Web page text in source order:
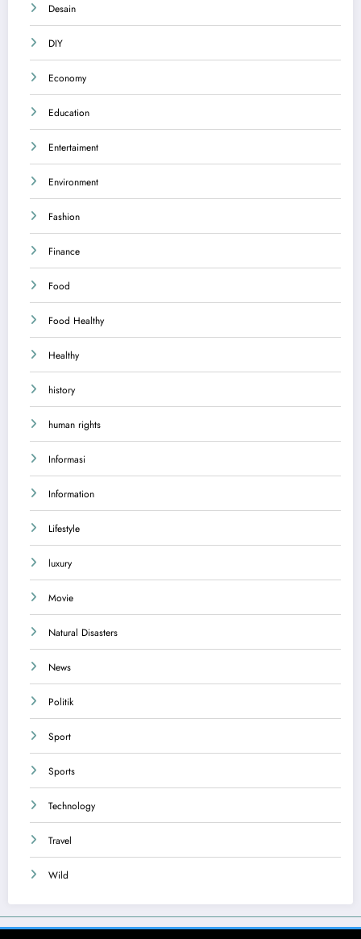
Desain
DIY
Economy
Education
Entertaiment
Environment
Fashion
Finance
Food
Food Healthy
Healthy
history
human rights
Informasi
Information
Lifestyle
luxury
Movie
Natural Disasters
News
Politik
Sport
Sports
Technology
Travel
Wild